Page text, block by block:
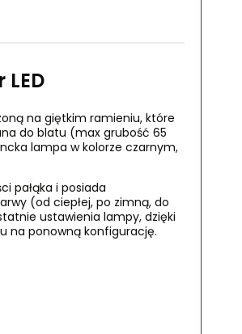
na giętkim ramieniu, które
do blatu (max grubość 65
lampa w kolorze czarnym,
pałąka i posiada
(od ciepłej, po zimną, do
ustawienia lampy, dzięki
na ponowną konfigurację.